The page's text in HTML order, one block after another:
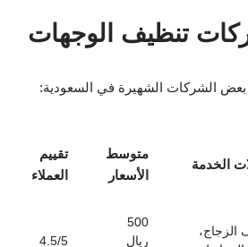
تنظيف الوجهات
بعض الشركات الشهيرة في السعودية:
الخدمة
متوسط
الأسعار
تقييم
العملاء
الزجاج،
500
ريال
4.5/5